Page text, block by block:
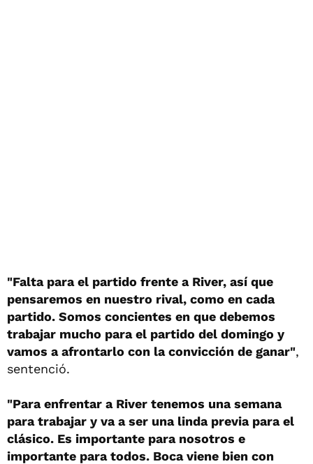
"Falta para el partido frente a River, así que
pensaremos en nuestro rival, como en cada
partido. Somos concientes en que debemos
trabajar mucho para el partido del domingo y
vamos a afrontarlo con la convicción de ganar",
sentenció.
"Para enfrentar a River tenemos una semana
para trabajar y va a ser una linda previa para el
clásico. Es importante para nosotros e
importante para todos. Boca viene bien con